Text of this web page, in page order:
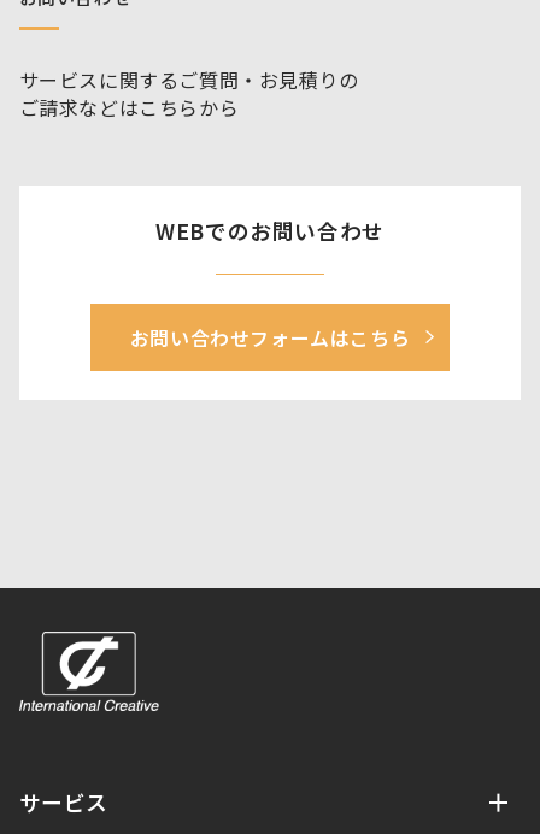
サービスに関するご質問・お見積りの
ご請求などはこちらから
WEBでのお問い合わせ
お問い合わせフォームはこちら
サービス